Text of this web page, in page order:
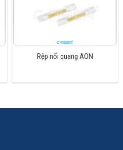
Rệp nối quang AON